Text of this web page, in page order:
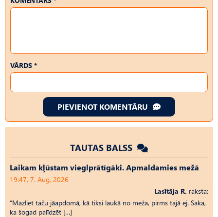
VĀRDS *
PIEVIENOT KOMENTĀRU
TAUTAS BALSS
Laikam kļūstam vieglprātīgāki. Apmaldamies mežā
19:47, 7. Aug, 2026
Lasītāja R. raksta:
“Mazliet taču jāapdomā, kā tiksi laukā no meža, pirms tajā ej. Saka,
ka šogad palīdzēt […]